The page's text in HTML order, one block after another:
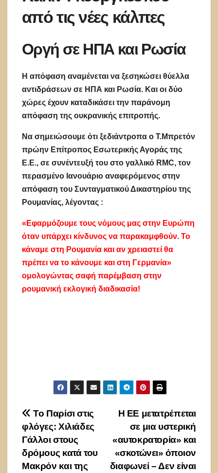
από τις νέες κάλπες
Οργή σε ΗΠΑ και Ρωσία
Η απόφαση αναμένεται να ξεσηκώσει θύελλα
αντιδράσεων σε ΗΠΑ και Ρωσία. Και οι δύο
χώρες έχουν καταδικάσει την παράνομη
απόφαση της ουκρανικής επιτροπής.
Να σημειώσουμε ότι ξεδιάντροπα ο Τ.Μπρετόν
πρώην Επίτροπος Εσωτερικής Αγοράς της
Ε.Ε., σε συνέντευξή του στο γαλλικό RMC, τον
περασμένο Ιανουάριο αναφερόμενος στην
απόφαση του Συνταγματικού Δικαστηρίου της
Ρουμανίας, λέγοντας :
«Εφαρμόζουμε τους νόμους μας στην Ευρώπη
όταν υπάρχει κίνδυνος να παρακαμφθούν. Το
κάναμε στη Ρουμανία και αν χρειαστεί θα
πρέπει να το κάνουμε και στη Γερμανία»
ομολογώντας σαφή παρέμβαση στην
ρουμανική εκλογική διαδικασία!
Πλοήγηση
άρθρων
Η ΕΕ μετατρέπεται
σε μια υστερική
«αυτοκρατορία» και
«σκοτώνει» όποιον
διαφωνεί – Δεν είναι
Το Παρίσι στις
φλόγες: Χιλιάδες
Γάλλοι στους
δρόμους κατά του
Μακρόν και της